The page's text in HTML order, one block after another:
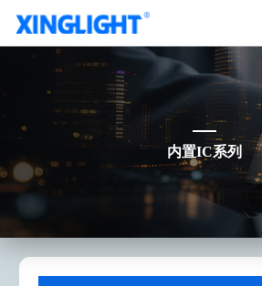
内置IC系列